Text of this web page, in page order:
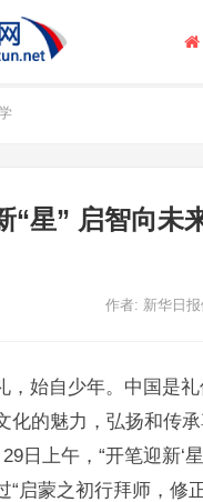
“星” 启智向
作者: 新华日
，始自少年。中国是
化的魅力，弘扬和传
日上午，“开笔迎新‘
“启蒙之初行拜师，修